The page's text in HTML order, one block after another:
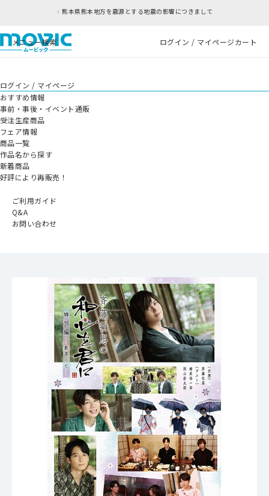
熊本地方を震源とする地震の影響につきまして
メニュー検索 ログイン / マイページカート
ログイン / マイページ
おすすめ情報
事前・事後・イベント通販
受注生産商品
フェア情報
商品一覧
作品名から探す
新着商品
好評により再販売！
ご利用ガイド
Q&A
お問い合わせ